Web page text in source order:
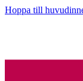
Hoppa till